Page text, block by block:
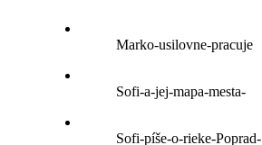
Marko-usilovne-pracuje
Sofi-a-jej-mapa-mesta-
Sofi-píše-o-rieke-Poprad-